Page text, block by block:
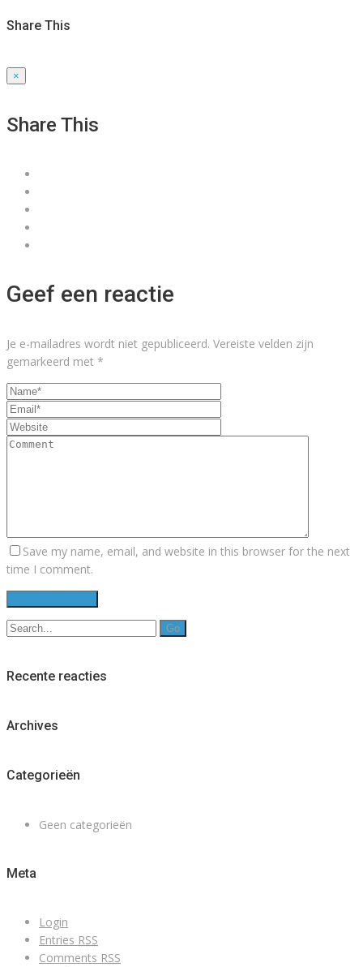
Share This
×
Share This
Geef een reactie
Je e-mailadres wordt niet gepubliceerd. Vereiste velden zijn
gemarkeerd met *
Save my name, email, and website in this browser for the next
time I comment.
Search
Recente reacties
Archives
Categorieën
Geen categorieën
Meta
Login
Entries RSS
Comments RSS